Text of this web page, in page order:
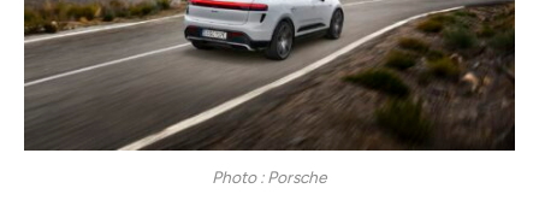
Photo : Porsche